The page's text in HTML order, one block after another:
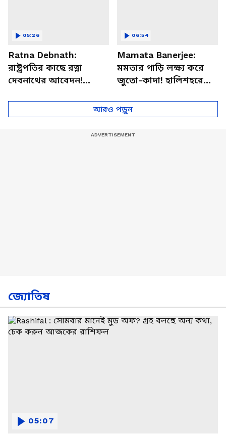
Ratna Debnath:
রাষ্ট্রপতির কাছে রত্না
দেবনাথের আবেদন!
05:26
Mamata Banerjee:
মমতার গাড়ি লক্ষ্য করে
জুতো-কাদা! হালিশহরে
সেই মুহূর্ত
06:54
আরও পড়ুন
জ্যোতিষ
05:07